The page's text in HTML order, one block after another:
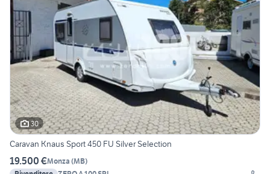
30
Caravan Knaus Sport 450 FU Silver Selection
19.500 €Monza (MB)